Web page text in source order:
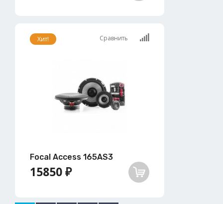
Хит! Сравнить
Focal Access 165AS3
15850 ₽